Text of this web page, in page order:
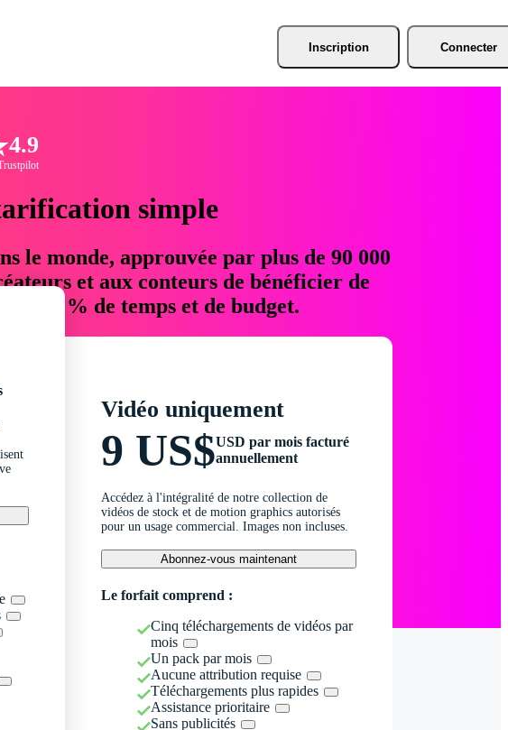
Inscription Connecter
4.9
simple
le monde, approuvée par plus de 90 000
et aux conteurs de bénéficier de
76 % de temps et de budget.
Vidéo uniquement
9 US$USD par mois facturé
annuellement
Accédez à l'intégralité de notre collection de
vidéos de stock et de motion graphics autorisés
pour un usage commercial. Images non incluses.
Abonnez-vous maintenant
Le forfait comprend :
Cinq téléchargements de vidéos par
mois
Un pack par mois
Aucune attribution requise
Téléchargements plus rapides
Assistance prioritaire
Sans publicités